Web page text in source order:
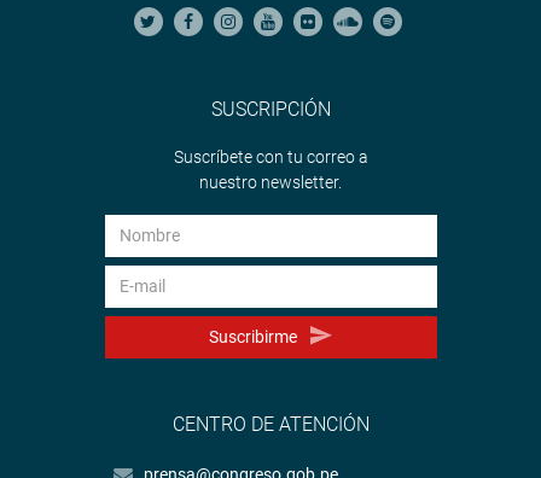
SUSCRIPCIÓN
Suscríbete con tu correo a
nuestro newsletter.
Suscribirme
CENTRO DE ATENCIÓN